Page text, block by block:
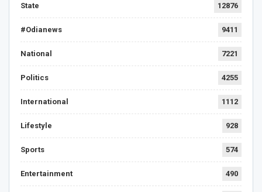
State 12876
#Odianews 9411
National 7221
Politics 4255
International 1112
Lifestyle 928
Sports 574
Entertainment 490